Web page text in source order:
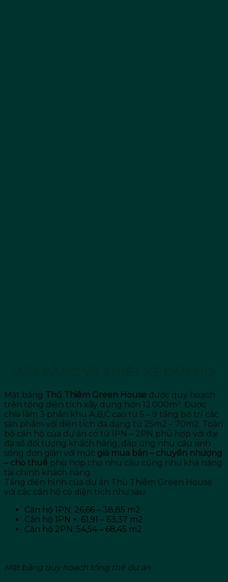
Mặt bằng Thủ Thiêm Green House được quy hoạch
trên tổng diện tích xây dựng hơn 12.000m². Được
chia làm 3 phân khu A,B,C cao từ 5 – 9 tầng bố trí các
sản phẩm với diện tích đa dạng từ 25m2 – 70m2. Toàn
bộ căn hộ của dự án có từ 1PN – 2PN phù hợp với đại
đa số đối tượng khách hàng, đáp ứng nhu cầu sinh
sống đơn giản với mức giá mua bán – chuyển nhượng
– cho thuê phù hợp cho nhu cầu cũng như khả năng
tài chính khách hàng.
Tầng điển hình của dự án Thủ Thiêm Green House
với các căn hộ có diện tích như sau:
Căn hộ 1PN: 26,66 – 38,85 m2
Căn hộ 1PN +: 61,91 – 63,37 m2
Căn hộ 2PN: 54,54 – 68,45 m2
Mặt bằng quy hoạch tổng thể dự án